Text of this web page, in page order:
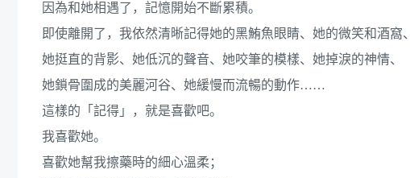
因為和她相遇了，記憶開始不斷累積。
即使離開了，我依然清晰記得她的黑鮪魚眼睛、她的微笑和酒窩、
她挺直的背影、她低沉的聲音、她咬筆的模樣、她掉淚的神情、
她鎖骨圍成的美麗河谷、她緩慢而流暢的動作……
這樣的「記得」，就是喜歡吧。
我喜歡她。
喜歡她幫我擦藥時的細心溫柔；